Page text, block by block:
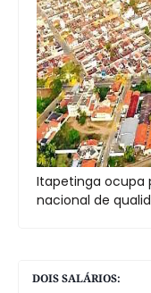
Itapetinga ocupa
nacional de
DOIS SALÁRIOS: